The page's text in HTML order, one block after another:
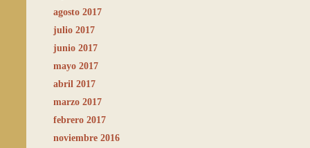
agosto 2017
julio 2017
junio 2017
mayo 2017
abril 2017
marzo 2017
febrero 2017
noviembre 2016